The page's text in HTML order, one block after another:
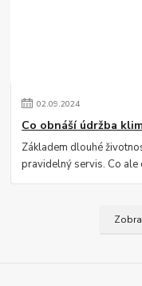
02.09.2024
Co obnáší údržba
Základem dlouhé
pravidelný servis. Co ale